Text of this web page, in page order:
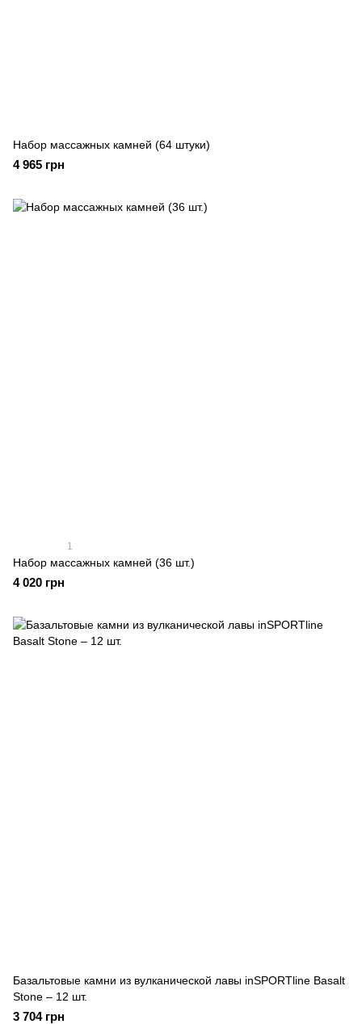
Набор массажных камней (64 штуки)
4 965 грн
1
Набор массажных камней (36 шт.)
4 020 грн
Базальтовые камни из вулканической лавы inSPORTline Basalt
Stone – 12 шт.
3 704 грн